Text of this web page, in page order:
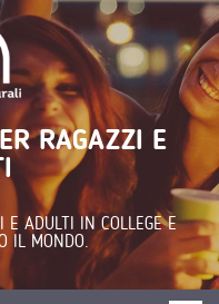
RAGAZZI E
E ADULTI IN COLLEGE E
IL MONDO.